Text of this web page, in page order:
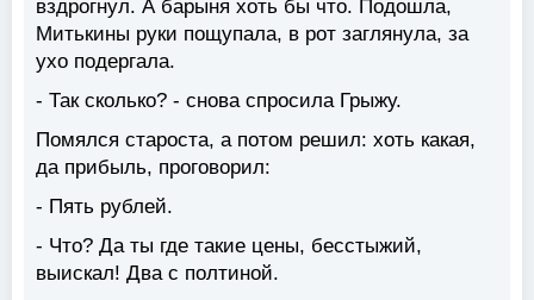
вздрогнул. А барыня хоть бы что. Подошла,
Митькины руки пощупала, в рот заглянула, за
ухо подергала.
- Так сколько? - снова спросила Грыжу.
Помялся староста, а потом решил: хоть какая,
да прибыль, проговорил:
- Пять рублей.
- Что? Да ты где такие цены, бесстыжий,
выискал! Два с полтиной.